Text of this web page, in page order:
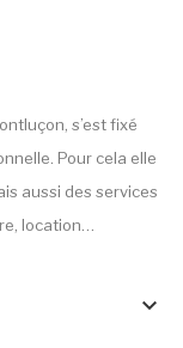
s’est fixé
Pour cela elle
aussi des services
location…
keyboard_arrow_down